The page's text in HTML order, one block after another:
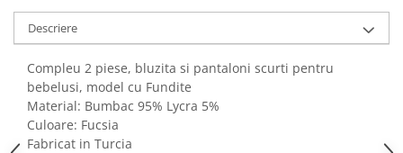
Descriere
Compleu 2 piese, bluzita si pantaloni scurti pentru
bebelusi, model cu Fundite
Material: Bumbac 95% Lycra 5%
Culoare: Fucsia
Fabricat in Turcia